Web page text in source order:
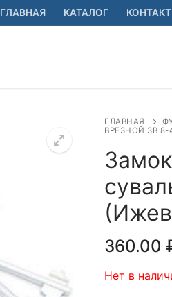
ГЛАВНАЯ КАТАЛОГ
ГЛАВНАЯ
ВРЕЗНОЙ ЗВ
360.00
Нет в